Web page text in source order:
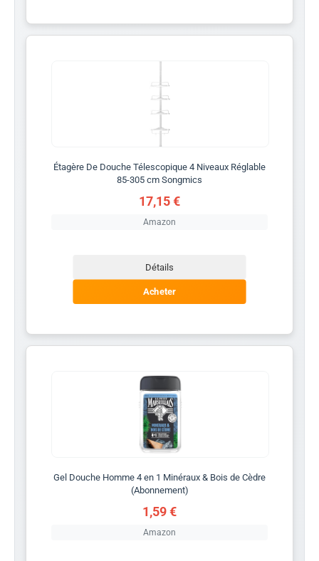
Étagère De Douche Télescopique 4 Niveaux Réglable
85-305 cm Songmics
17,15 €
Amazon
Détails
Acheter
Gel Douche Homme 4 en 1 Minéraux & Bois de Cèdre
(Abonnement)
1,59 €
Amazon